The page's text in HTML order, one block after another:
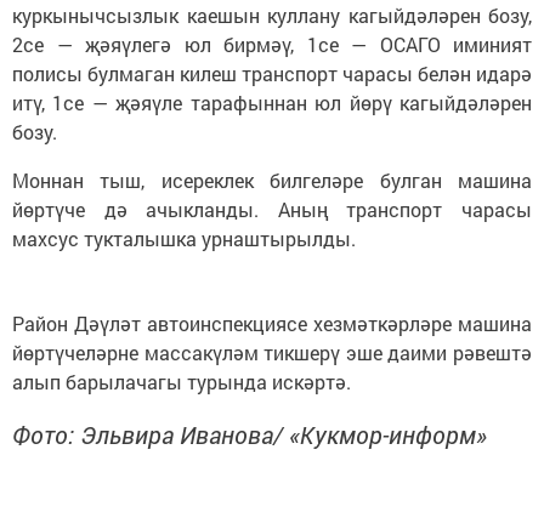
куркынычсызлык каешын куллану кагыйдәләрен бозу,
2се — җәяүлегә юл бирмәү, 1се — ОСАГО иминият
полисы булмаган килеш транспорт чарасы белән идарә
итү, 1се — җәяүле тарафыннан юл йөрү кагыйдәләрен
бозу.
Моннан тыш, исереклек билгеләре булган машина
йөртүче дә ачыкланды. Аның транспорт чарасы
махсус тукталышка урнаштырылды.
Район Дәүләт автоинспекциясе хезмәткәрләре машина
йөртүчеләрне массакүләм тикшерү эше даими рәвештә
алып барылачагы турында искәртә.
Фото: Эльвира Иванова/ «Кукмор-информ»